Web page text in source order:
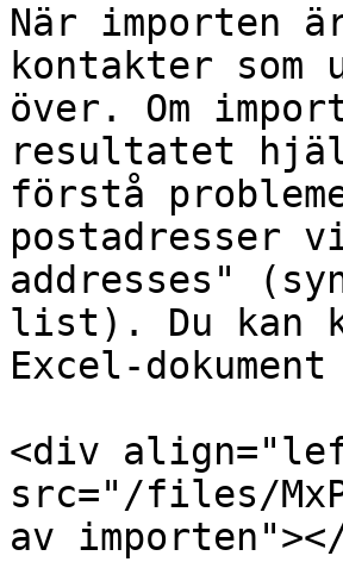
När importen
kontakter som
över. Om
resultatet
förstå
postadresser
addresses"
list). Du kan
Excel-
<div
src="/files/
av